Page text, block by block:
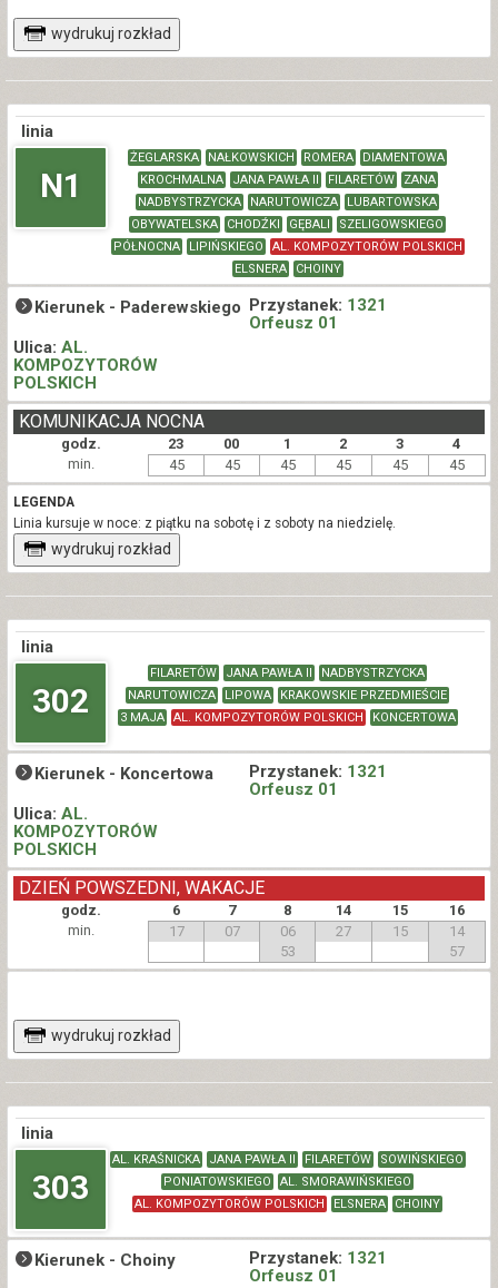
wydrukuj rozkład
linia
N1
ŻEGLARSKA NAŁKOWSKICH ROMERA
DIAMENTOWA
KROCHMALNA
JANA PAWŁA II FILARETÓW
ZANA
NADBYSTRZYCKA
NARUTOWICZA
LUBARTOWSKA
OBYWATELSKA
CHODŹKI GĘBALI
SZELIGOWSKIEGO
PÓŁNOCNA
LIPIŃSKIEGO
AL. KOMPOZYTORÓW POLSKICH
ELSNERA
CHOINY
Kierunek - Paderewskiego Przystanek: 1321
Orfeusz 01
Ulica: AL.
KOMPOZYTORÓW
POLSKICH
godz. 23 00 1 2 3 4
KOMUNIKACJA NOCNA
min. 45 45 45 45 45 45
LEGENDA
Linia kursuje w noce: z piątku na sobotę i z soboty na niedzielę.
wydrukuj rozkład
linia
302
FILARETÓW JANA PAWŁA II
NADBYSTRZYCKA
NARUTOWICZA
LIPOWA
KRAKOWSKIE PRZEDMIEŚCIE
3 MAJA
AL. KOMPOZYTORÓW POLSKICH KONCERTOWA
Kierunek - Koncertowa Przystanek: 1321
Orfeusz 01
Ulica: AL.
KOMPOZYTORÓW
POLSKICH
godz. 6 7 8 14 15 16
DZIEŃ POWSZEDNI, WAKACJE
min. 17 07
06
53
27 15
14
57
wydrukuj rozkład
linia
303
AL. KRAŚNICKA JANA PAWŁA II FILARETÓW
SOWIŃSKIEGO
PONIATOWSKIEGO
AL. SMORAWIŃSKIEGO
AL. KOMPOZYTORÓW POLSKICH
ELSNERA CHOINY
Kierunek - Choiny Przystanek: 1321
Orfeusz 01